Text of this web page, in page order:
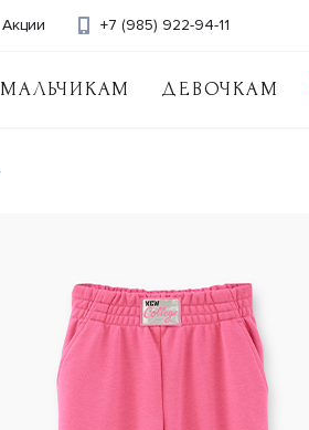
МАЛЬЧИКАМ ДЕВОЧКАМ
+7 (985) 922-94-11
Акции